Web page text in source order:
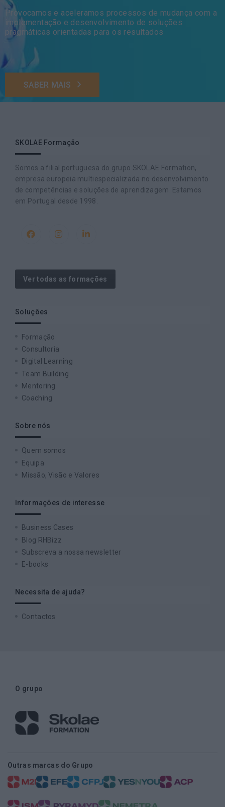
Provocamos e aceleramos processos de mudança com a
implementação e desenvolvimento de soluções
pragmáticas orientadas para os resultados
SABER MAIS
SKOLAE Formação
Somos a filial portuguesa do grupo SKOLAE Formation,
empresa europeia multiespecializada no desenvolvimento
de competências e soluções de aprendizagem. Estamos
em Portugal desde 1998.
Ver todas as formações
Soluções
Formação
Consultoria
Digital Learning
Team Building
Mentoring
Coaching
Sobre nós
Quem somos
Equipa
Missão, Visão e Valores
Informações de interesse
Business Cases
Blog RHBizz
Subscreva a nossa newsletter
E-books
Necessita de ajuda?
Contactos
O grupo
Outras marcas do Grupo